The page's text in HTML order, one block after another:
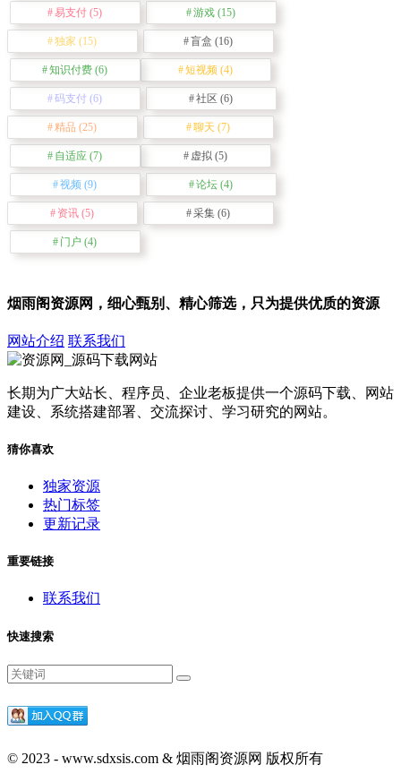
易支付 (5) 游戏 (15)
独家 (15) 盲盒 (16)
知识付费 (6) 短视频 (4)
码支付 (6) 社区 (6)
精品 (25) 聊天 (7)
自适应 (7) 虚拟 (5)
视频 (9) 论坛 (4)
资讯 (5) 采集 (6)
门户 (4)
烟雨阁资源网，细心甄别、精心筛选，只为提供优质的资源
网站介绍 联系我们
长期为广大站长、程序员、企业老板提供一个源码下载、网站
建设、系统搭建部署、交流探讨、学习研究的网站。
猜你喜欢
独家资源
热门标签
更新记录
重要链接
联系我们
快速搜索
© 2023 - www.sdxsis.com & 烟雨阁资源网 版权所有